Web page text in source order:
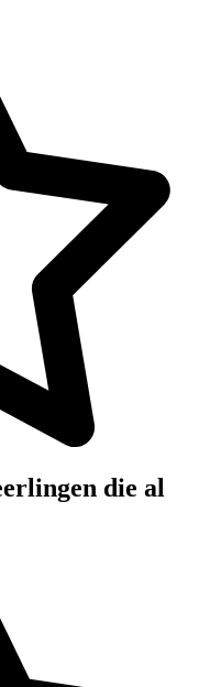
die al